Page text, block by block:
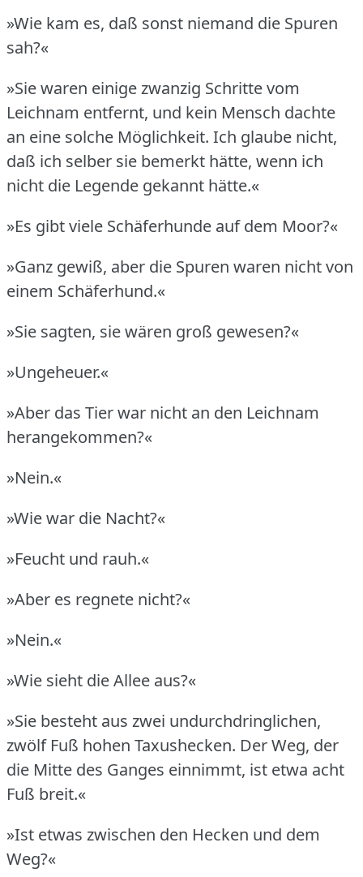
»Wie kam es, daß sonst niemand die Spuren
sah?«
»Sie waren einige zwanzig Schritte vom
Leichnam entfernt, und kein Mensch dachte
an eine solche Möglichkeit. Ich glaube nicht,
daß ich selber sie bemerkt hätte, wenn ich
nicht die Legende gekannt hätte.«
»Es gibt viele Schäferhunde auf dem Moor?«
»Ganz gewiß, aber die Spuren waren nicht von
einem Schäferhund.«
»Sie sagten, sie wären groß gewesen?«
»Ungeheuer.«
»Aber das Tier war nicht an den Leichnam
herangekommen?«
»Nein.«
»Wie war die Nacht?«
»Feucht und rauh.«
»Aber es regnete nicht?«
»Nein.«
»Wie sieht die Allee aus?«
»Sie besteht aus zwei undurchdringlichen,
zwölf Fuß hohen Taxushecken. Der Weg, der
die Mitte des Ganges einnimmt, ist etwa acht
Fuß breit.«
»Ist etwas zwischen den Hecken und dem
Weg?«